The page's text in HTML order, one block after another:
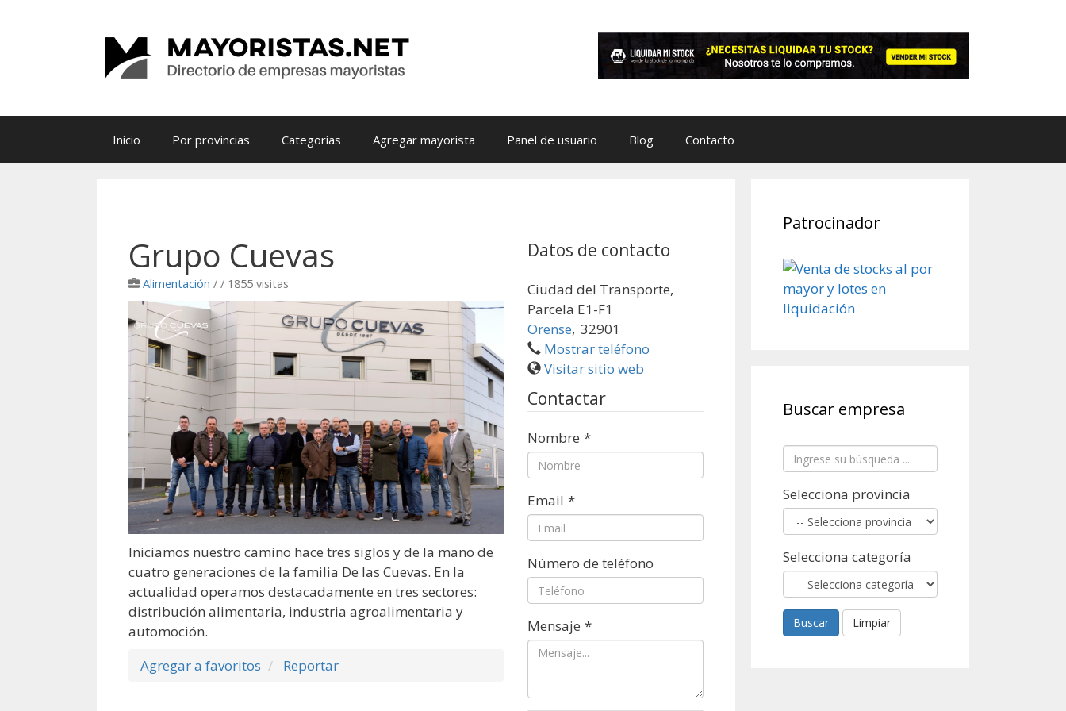
Inicio Por provincias Categorías Agregar mayorista Panel de usuario Blog Contacto
Grupo Cuevas
Alimentación / / 1855 visitas
Iniciamos nuestro camino hace tres siglos y de la mano de
cuatro generaciones de la familia De las Cuevas. En la
actualidad operamos destacadamente en tres sectores:
distribución alimentaria, industria agroalimentaria y
automoción.
Agregar a favoritos
Reportar
Datos de contacto
Ciudad del Transporte,
Parcela E1-F1
Orense, 32901
Mostrar teléfono
Visitar sitio web
Contactar
Nombre *
Email *
Número de teléfono
Mensaje *
Patrocinador
Buscar empresa
Selecciona provincia
Selecciona categoría
Buscar Limpiar